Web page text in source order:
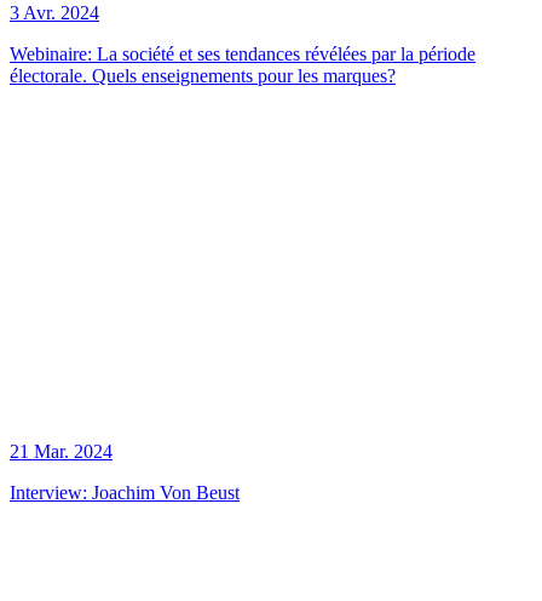
3 Avr. 2024
Webinaire: La société et ses tendances révélées par la période
électorale. Quels enseignements pour les marques?
21 Mar. 2024
Interview: Joachim Von Beust